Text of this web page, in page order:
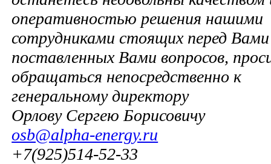
оперативностью решения нашими
сотрудниками стоящих перед Вами
поставленных Вами вопросов,
обращаться непосредственно к
генеральному директору
Орлову Сергею Борисовичу
osb@alpha-energy.ru
+7(925)514-52-33